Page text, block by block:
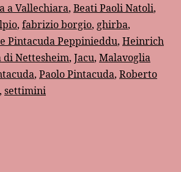
a Vallechiara, Beati Paoli Natoli,
, fabrizio borgio, ghirba,
Pintacuda Peppinieddu, Heinrich
di Nettesheim, Jacu, Malavoglia
, Paolo Pintacuda, Roberto
, settimini